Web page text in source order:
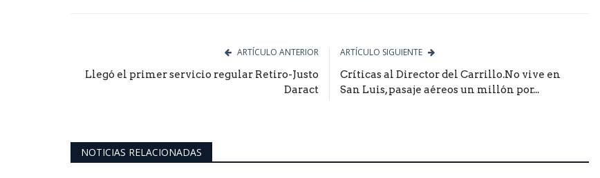
ARTÍCULO ANTERIOR
Llegó el primer servicio regular Retiro-Justo
Daract
ARTÍCULO SIGUIENTE
Críticas al Director del Carrillo.No vive en
San Luis, pasaje aéreos un millón por...
NOTICIAS RELACIONADAS